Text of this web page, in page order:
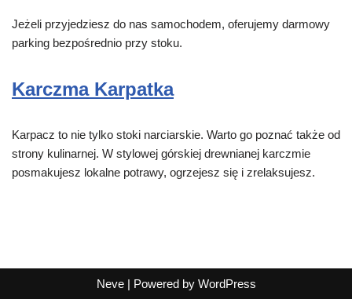
Jeżeli przyjedziesz do nas samochodem, oferujemy darmowy
parking bezpośrednio przy stoku.
Karczma Karpatka
Karpacz to nie tylko stoki narciarskie. Warto go poznać także od
strony kulinarnej. W stylowej górskiej drewnianej karczmie
posmakujesz lokalne potrawy, ogrzejesz się i zrelaksujesz.
Neve| Powered by WordPress